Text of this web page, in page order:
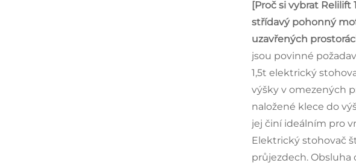
[Proč si vybrat Relilift
střídavý pohonný
uzavřených
jsou povinné
1,5t elektrický
výšky v omezených
naložené klece do
jej činí ideálním pro
Elektrický stohovač
průjezdech.